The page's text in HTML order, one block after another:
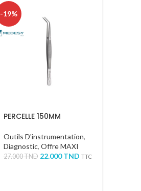
-19%
PERCELLE 150MM
Outils D'instrumentation,
Diagnostic, Offre MAXI
27.000TND 22.000TND TTC